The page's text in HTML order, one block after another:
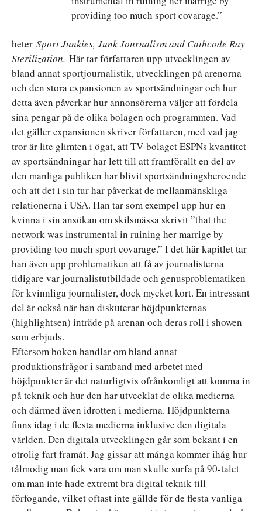
providing too much sport covarage.”
heter Sport Junkies, Junk Journalism and Cathcode Ray
Sterilization. Här tar författaren upp utvecklingen av
bland annat sportjournalistik, utvecklingen på arenorna
och den stora expansionen av sportsändningar och hur
detta även påverkar hur annonsörerna väljer att fördela
sina pengar på de olika bolagen och programmen. Vad
det gäller expansionen skriver författaren, med vad jag
tror är lite glimten i ögat, att TV-bolaget ESPNs kvantitet
av sportsändningar har lett till att framförallt en del av
den manliga publiken har blivit sportsändningsberoende
och att det i sin tur har påverkat de mellanmänskliga
relationerna i USA. Han tar som exempel upp hur en
kvinna i sin ansökan om skilsmässa skrivit ”that the
network was instrumental in ruining her marrige by
providing too much sport covarage.” I det här kapitlet tar
han även upp problematiken att få av journalisterna
tidigare var journalistutbildade och genusproblematiken
för kvinnliga journalister, dock mycket kort. En intressant
del är också när han diskuterar höjdpunkternas
(highlightsen) inträde på arenan och deras roll i showen
som erbjuds.
Eftersom boken handlar om bland annat
produktionsfrågor i samband med arbetet med
höjdpunkter är det naturligtvis ofrånkomligt att komma in
på teknik och hur den har utvecklat de olika medierna
och därmed även idrotten i medierna. Höjdpunkterna
finns idag i de flesta medierna inklusive den digitala
världen. Den digitala utvecklingen går som bekant i en
otrolig fart framåt. Jag gissar att många kommer ihåg hur
tålmodig man fick vara om man skulle surfa på 90-talet
om man inte hade extremt bra digital teknik till
förfogande, vilket oftast inte gällde för de flesta vanliga